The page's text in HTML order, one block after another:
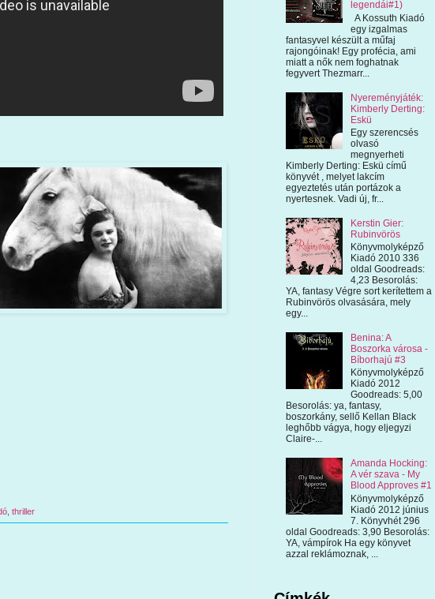
, thriller
legendái#1)
A Kossuth Kiadó
egy izgalmas
fantasyvel készült a műfaj
rajongóinak! Egy profécia, ami
miatt a nők nem foghatnak
fegyvert Thezmarr...
Nyereményjáték:
Kimberly Derting:
Eskü
Egy szerencsés
olvasó
megnyerheti
Kimberly Derting: Eskü című
könyvét , melyet lakcím
egyeztetés után portázok a
nyertesnek. Vadi új, fr...
Kerstin Gier:
Rubinvörös
Könyvmolyképző
Kiadó 2010 336
oldal Goodreads:
4,23 Besorolás:
YA, fantasy Végre sort kerítettem a
Rubinvörös olvasására, mely
egy...
Benina: A
Boszorka városa -
Bíborhajú #3
Könyvmolyképző
Kiadó 2012
Goodreads: 5,00
Besorolás: ya, fantasy,
boszorkány, sellő Kellan Black
leghőbb vágya, hogy eljegyzi
Claire-...
Amanda Hocking:
A vér szava - My
Blood Approves #1
Könyvmolyképző
Kiadó 2012 június
7. Könyvhét 296
oldal Goodreads: 3,90 Besorolás:
YA, vámpírok Ha egy könyvet
azzal reklámoznak, ...